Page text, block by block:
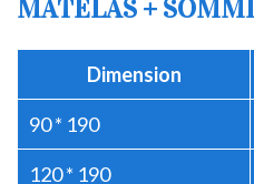
MATELAS +
Dimension
90 * 190
120 * 190